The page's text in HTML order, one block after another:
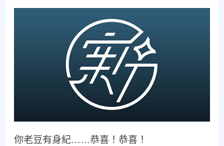
你老豆有身紀……恭喜！恭喜！